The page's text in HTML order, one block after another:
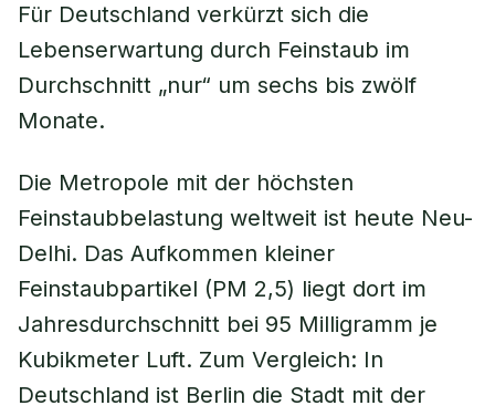
Für Deutschland verkürzt sich die
Lebenserwartung durch Feinstaub im
Durchschnitt „nur“ um sechs bis zwölf
Monate.
Die Metropole mit der höchsten
Feinstaubbelastung weltweit ist heute Neu-
Delhi. Das Aufkommen kleiner
Feinstaubpartikel (PM 2,5) liegt dort im
Jahresdurchschnitt bei 95 Milligramm je
Kubikmeter Luft. Zum Vergleich: In
Deutschland ist Berlin die Stadt mit der